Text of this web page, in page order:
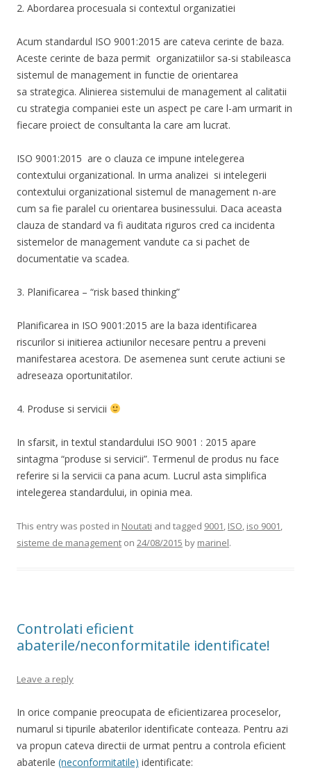
2. Abordarea procesuala si contextul organizatiei
Acum standardul ISO 9001:2015 are cateva cerinte de baza.
Aceste cerinte de baza permit organizatiilor sa-si stabileasca
sistemul de management in functie de orientarea
sa strategica. Alinierea sistemului de management al calitatii
cu strategia companiei este un aspect pe care l-am urmarit in
fiecare proiect de consultanta la care am lucrat.
ISO 9001:2015 are o clauza ce impune intelegerea
contextului organizational. In urma analizei si intelegerii
contextului organizational sistemul de management n-are
cum sa fie paralel cu orientarea businessului. Daca aceasta
clauza de standard va fi auditata riguros cred ca incidenta
sistemelor de management vandute ca si pachet de
documentatie va scadea.
3. Planificarea – “risk based thinking”
Planificarea in ISO 9001:2015 are la baza identificarea
riscurilor si initierea actiunilor necesare pentru a preveni
manifestarea acestora. De asemenea sunt cerute actiuni se
adreseaza oportunitatilor.
4. Produse si servicii
In sfarsit, in textul standardului ISO 9001 : 2015 apare
sintagma “produse si servicii”. Termenul de produs nu face
referire si la servicii ca pana acum. Lucrul asta simplifica
intelegerea standardului, in opinia mea.
This entry was posted in Noutati and tagged 9001, ISO, iso 9001,
sisteme de management on 24/08/2015 by marinel.
Controlati eficient
abaterile/neconformitatile identificate!
Leave a reply
In orice companie preocupata de eficientizarea proceselor,
numarul si tipurile abaterilor identificate conteaza. Pentru azi
va propun cateva directii de urmat pentru a controla eficient
abaterile (neconformitatile) identificate: